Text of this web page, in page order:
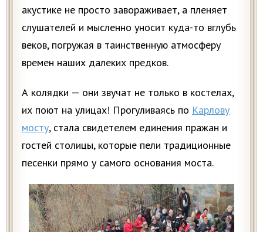
акустике не просто завораживает, а пленяет
слушателей и мысленно уносит куда-то вглубь
веков, погружая в таинственную атмосферу
времен наших далеких предков.
А колядки — они звучат не только в костелах,
их поют на улицах! Прогуливаясь по Карлову
мосту, стала свидетелем единения пражан и
гостей столицы, которые пели традиционные
песенки прямо у самого основания моста.